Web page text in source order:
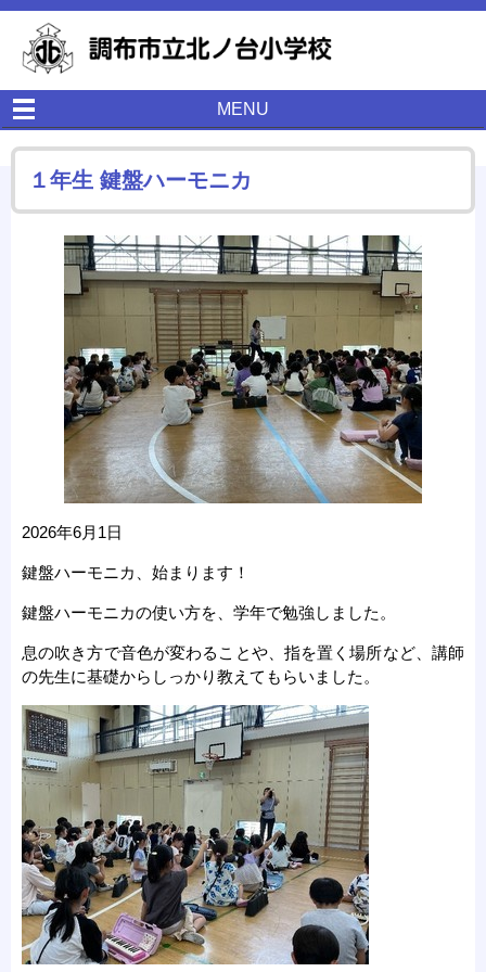
MENU
１年生 鍵盤ハーモニカ
2026年6月1日
鍵盤ハーモニカ、始まります！
鍵盤ハーモニカの使い方を、学年で勉強しました。
息の吹き方で音色が変わることや、指を置く場所など、講師
の先生に基礎からしっかり教えてもらいました。